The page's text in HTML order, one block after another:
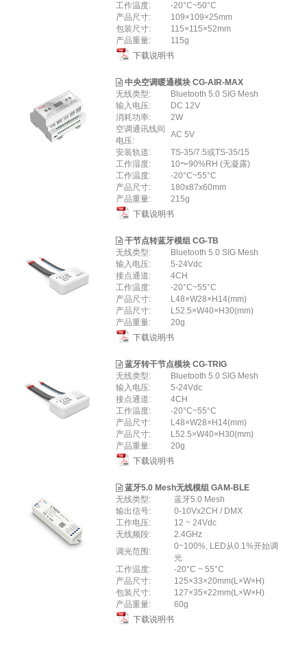
工作温度:
-20°C~50°C
产品尺寸:
109×109×25mm
包装尺寸:
115×115×52mm
产品重量:
115g
下载说明书
中央空调暖通模块 CG-AIR-MAX
无线类型:
Bluetooth 5.0 SIG Mesh
输⼊电压:
DC 12V
消耗功率:
2W
空调通讯线间
电压:
AC 5V
安装轨道:
TS-35/7.5或TS-35/15
⼯作湿度:
10〜90%RH (⽆凝露)
工作温度:
-20°C~55°C
产品尺寸:
180x87x60mm
产品重量:
215g
下载说明书
干节点转蓝牙模组 CG-TB
无线类型:
Bluetooth 5.0 SIG Mesh
输⼊电压:
5-24Vdc
接点通道:
4CH
工作温度:
-20°C~55°C
产品尺寸:
L48×W28×H14(mm)
产品尺寸:
L52.5×W40×H30(mm)
产品重量:
20g
下载说明书
蓝牙转干节点模块 CG-TRIG
无线类型:
Bluetooth 5.0 SIG Mesh
输⼊电压:
5-24Vdc
接点通道:
4CH
工作温度:
-20°C~55°C
产品尺寸:
L48×W28×H14(mm)
产品尺寸:
L52.5×W40×H30(mm)
产品重量:
20g
下载说明书
蓝牙5.0 Mesh无线模组 GAM-BLE
无线类型:
蓝牙5.0 Mesh
输出信号:
0-10Vx2CH / DMX
工作电压:
12 ~ 24Vdc
无线频段:
2.4GHz
调光范围:
0~100%, LED从0.1%开始调
光
工作温度:
-20°C ~ 55°C
产品尺寸:
125×33×20mm(L×W×H)
包装尺寸:
127×35×22mm(L×W×H)
产品重量:
60g
下载说明书